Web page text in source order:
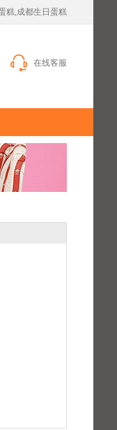
糕,成都生日蛋糕
在线客服